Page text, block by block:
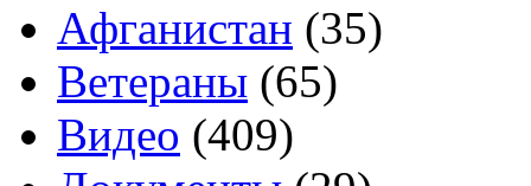
Афганистан (35)
Ветераны (65)
Видео (409)